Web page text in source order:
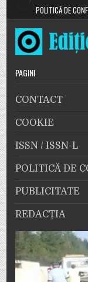
POLITICĂ DE
PAGINI
CONTACT
COOKIE
ISSN / ISSN-L
POLITICĂ DE
PUBLICITATE
REDACȚIA